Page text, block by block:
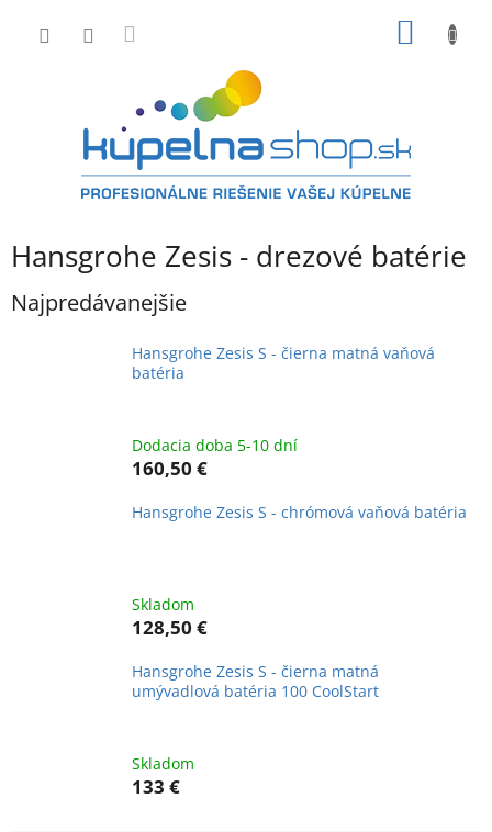
Hansgrohe Zesis - drezové batérie
Najpredávanejšie
Hansgrohe Zesis S - čierna matná vaňová
batéria
Dodacia doba 5-10 dní
160,50 €
Hansgrohe Zesis S - chrómová vaňová batéria
Skladom
128,50 €
Hansgrohe Zesis S - čierna matná
umývadlová batéria 100 CoolStart
Skladom
133 €